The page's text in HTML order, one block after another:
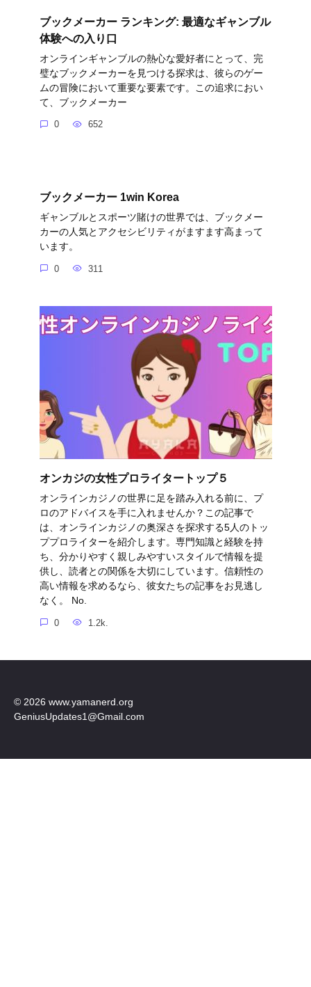
ブックメーカー ランキング: 最適なギャンブル
体験への入り口
オンラインギャンブルの熱心な愛好者にとって、完
璧なブックメーカーを見つける探求は、彼らのゲー
ムの冒険において重要な要素です。この追求におい
て、ブックメーカー
0 652
ブックメーカー 1win Korea
ギャンブルとスポーツ賭けの世界では、ブックメー
カーの人気とアクセシビリティがますます高まって
います。
0 311
オンカジの女性プロライタートップ５
オンラインカジノの世界に足を踏み入れる前に、プ
ロのアドバイスを手に入れませんか？この記事で
は、オンラインカジノの奥深さを探求する5人のトッ
ププロライターを紹介します。専門知識と経験を持
ち、分かりやすく親しみやすいスタイルで情報を提
供し、読者との関係を大切にしています。信頼性の
高い情報を求めるなら、彼女たちの記事をお見逃し
なく。 No.
0 1.2k.
© 2026 www.yamanerd.org
GeniusUpdates1@Gmail.com